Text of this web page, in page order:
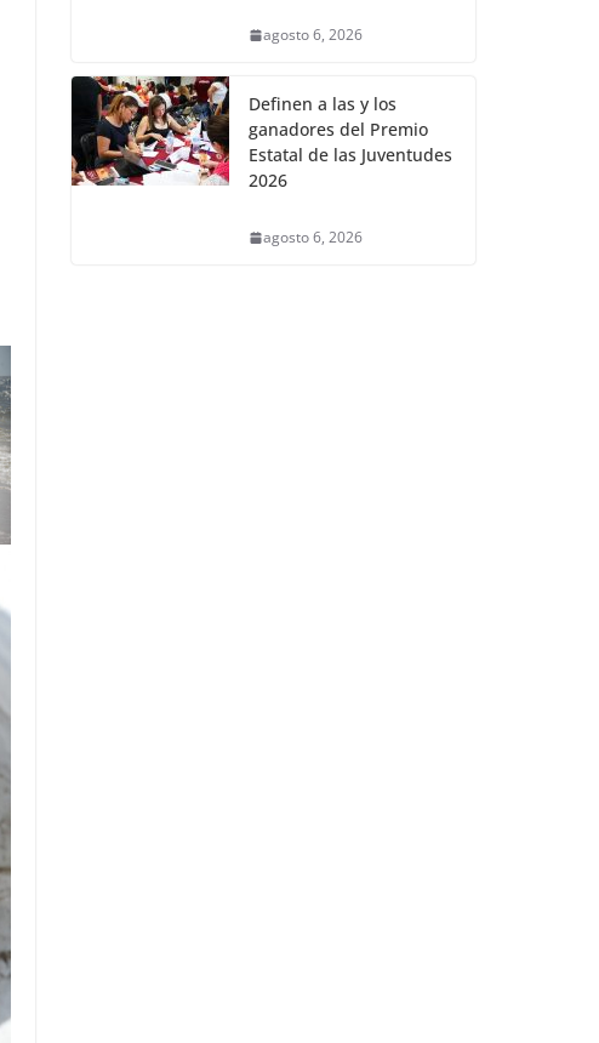
agosto 6, 2026
Definen a las y los
ganadores del Premio
Estatal de las Juventudes
2026
agosto 6, 2026